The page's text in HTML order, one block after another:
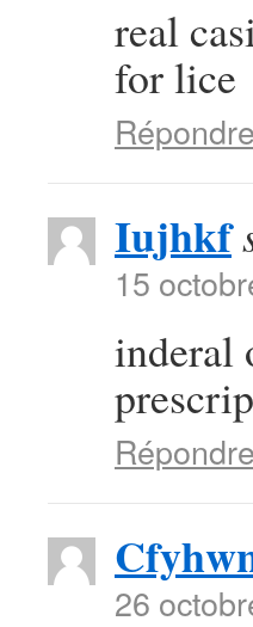
real
for lice
Répondre
Iujhkf
15
inderal
Répondre
26